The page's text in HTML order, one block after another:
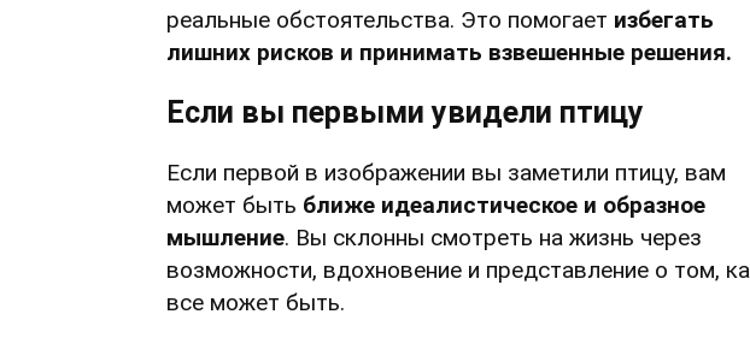
реальные обстоятельства. Это помогает избегать
лишних рисков и принимать взвешенные решения.
Если вы первыми увидели птицу
Если первой в изображении вы заметили птицу, вам
может быть ближе идеалистическое и образное
мышление. Вы склонны смотреть на жизнь через
возможности, вдохновение и представление о том,
все может быть.